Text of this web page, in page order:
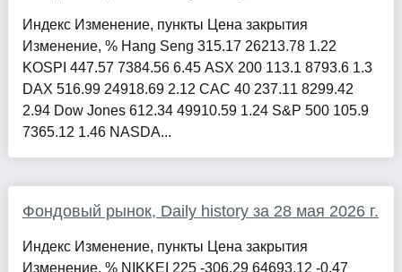
Индекс Изменение, пункты Цена закрытия
Изменение, % Hang Seng 315.17 26213.78 1.22
KOSPI 447.57 7384.56 6.45 ASX 200 113.1 8793.6 1.3
DAX 516.99 24918.69 2.12 CAC 40 237.11 8299.42
2.94 Dow Jones 612.34 49910.59 1.24 S&P 500 105.9
7365.12 1.46 NASDA...
Фондовый рынок, Daily history за 28 мая 2026 г.
Индекс Изменение, пункты Цена закрытия
Изменение, % NIKKEI 225 -306.29 64693.12 -0.47